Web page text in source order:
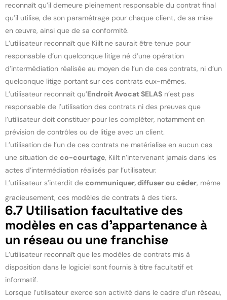
reconnaît qu’il demeure pleinement responsable du contrat final
qu’il utilise, de son paramétrage pour chaque client, de sa mise
en œuvre, ainsi que de sa conformité.
L’utilisateur reconnaît que Kiilt ne saurait être tenue pour
responsable d’un quelconque litige né d’une opération
d’intermédiation réalisée au moyen de l’un de ces contrats, ni d’un
quelconque litige portant sur ces contrats eux-mêmes.
L’utilisateur reconnaît qu’Endroit Avocat SELAS n’est pas
responsable de l’utilisation des contrats ni des preuves que
l’utilisateur doit constituer pour les compléter, notamment en
prévision de contrôles ou de litige avec un client.
L’utilisation de l’un de ces contrats ne matérialise en aucun cas
une situation de co-courtage, Kiilt n’intervenant jamais dans les
actes d’intermédiation réalisés par l’utilisateur.
L’utilisateur s’interdit de communiquer, diffuser ou céder, même
gracieusement, ces modèles de contrats à des tiers.
6.7 Utilisation facultative des
modèles en cas d’appartenance à
un réseau ou une franchise
L’utilisateur reconnaît que les modèles de contrats mis à
disposition dans le logiciel sont fournis à titre facultatif et
informatif.
Lorsque l’utilisateur exerce son activité dans le cadre d’un réseau,